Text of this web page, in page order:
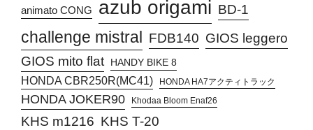
animato CONG azub origami BD-1
challenge mistral FDB140 GIOS leggero
GIOS mito flat
HANDY BIKE 8
HONDA CBR250R(MC41) HONDA HA7アクティトラック
HONDA JOKER90 Khodaa Bloom Enaf26
KHS m1216 KHS T-20